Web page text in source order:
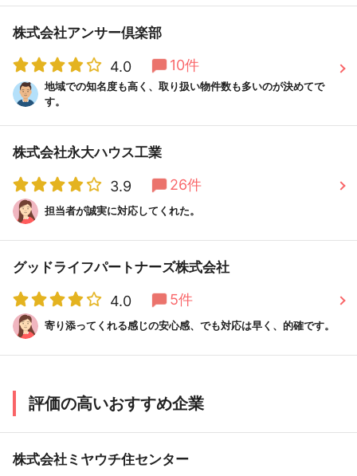
株式会社アンサー倶楽部
4.0 10件
地域での知名度も高く、取り扱い物件数も多いのが決めてで
す。
株式会社永大ハウス工業
3.9 26件
担当者が誠実に対応してくれた。
グッドライフパートナーズ株式会社
4.0 5件
寄り添ってくれる感じの安心感、でも対応は早く、的確です。
評価の高いおすすめ企業
株式会社ミヤウチ住センター